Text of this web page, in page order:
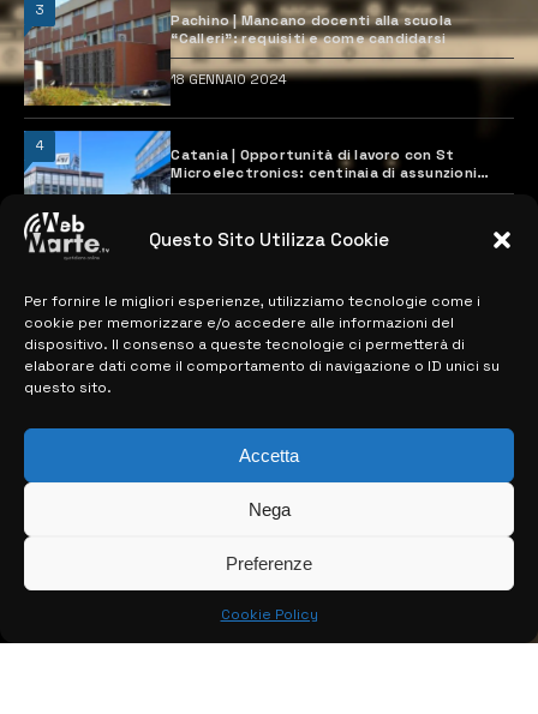
Questo Sito Utilizza Cookie
Per fornire le migliori esperienze, utilizziamo tecnologie come i
cookie per memorizzare e/o accedere alle informazioni del
dispositivo. Il consenso a queste tecnologie ci permetterà di
elaborare dati come il comportamento di navigazione o ID unici su
questo sito.
Accetta
Nega
Preferenze
Cookie Policy
3
Pachino | Mancano docenti alla scuola
“Calleri”: requisiti e come candidarsi
18 GENNAIO 2024
4
Catania | Opportunità di lavoro con St
Microelectronics: centinaia di assunzioni
previste
MAPPA DEL SITO
> NOTIZIE